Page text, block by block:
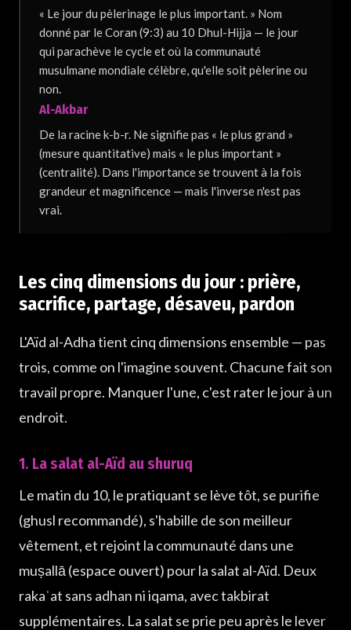
« Le jour du pèlerinage le plus important. » Nom
donné par le Coran (9:3) au 10 Dhul-Hijja — le jour
qui parachève le cycle et où la communauté
musulmane mondiale célèbre, qu'elle soit pèlerine ou
non.
Al-Akbar
De la racine k-b-r. Ne signifie pas « le plus grand »
(mesure quantitative) mais « le plus important »
(centralité). Dans l'importance se trouvent à la fois
grandeur et magnificence — mais l'inverse n'est pas
vrai.
Les cinq dimensions du jour : prière,
sacrifice, partage, désaveu, pardon
L'Aïd al-Adha tient cinq dimensions ensemble — pas
trois, comme on l'imagine souvent. Chacune fait son
travail propre. Manquer l'une, c'est rater le jour à un
endroit.
1. La salat al-Aïd au shuruq
Le matin du 10, le pratiquant se lève tôt, se purifie
(ghusl recommandé), s'habille de son meilleur
vêtement, et rejoint la communauté dans une
muṣallā (espace ouvert) pour la salat al-Aïd. Deux
rakaʿat sans adhan ni iqama, avec takbirat
supplémentaires. La salat se prie peu après le lever